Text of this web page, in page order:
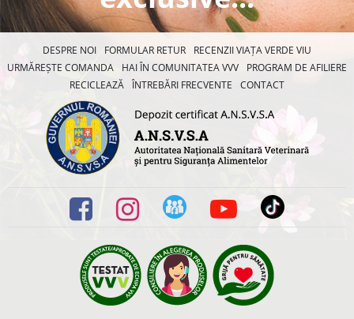
DESPRE NOI FORMULAR RETUR
RECENZII VIAȚA VERDE VIU
URMĂREȘTE COMANDA
HAI ÎN COMUNITATEA VVV
PROGRAM DE AFILIERE
RECICLEAZĂ ÎNTREBĂRI FRECVENTE CONTACT